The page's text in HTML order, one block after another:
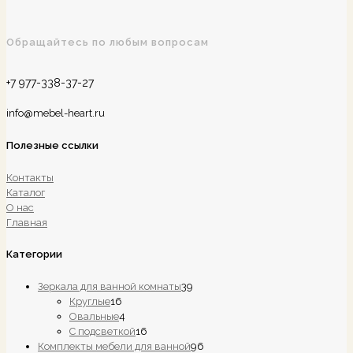
Обращайтесь по любым вопросам
+7 977-338-37-27
info@mebel-heart.ru
Полезные ссылки
Контакты
Каталог
О нас
Главная
Категории
Зеркала для ванной комнаты39
Круглые16
товаров
Овальные4
товара
С подсветкой16
товаров
Комплекты мебели для ванной96